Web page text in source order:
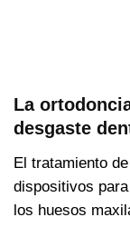
La
desgaste
El tratamiento
dispositivos
los huesos